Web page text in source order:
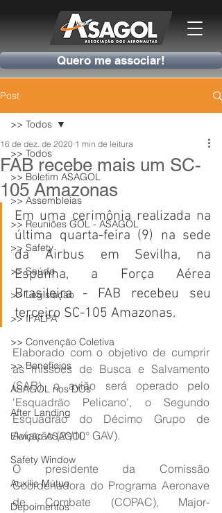
Quero me associar!
Post
>> Todos
>> Boletim ASAGOL
>> Assembleias
>> Reuniões GOL - ASAGOL
>> Safety
>> Saúde
>> Legislação
>> IFALPA
>> Convenção Coletiva
>> Benefícios
ASAGOL nos DOs
After Landing
Eleição ASAGOL
Safety Window
Auxílio Mútuo
Depoimentos
>> Todos
FAB recebe mais um SC-
105 Amazonas
16 de dez. de 2020 1 min de leitura
Em uma cerimônia realizada na
última quarta-feira (9) na sede
da Airbus em Sevilha, na
Espanha, a Força Aérea
Brasileira - FAB recebeu seu
terceiro SC-105 Amazonas.
Elaborado com o objetivo de cumprir
as missões de Busca e Salvamento
(SAR), o avião será operado pelo
'Esquadrão Pelicano', o Segundo
Esquadrão do Décimo Grupo de
Aviação (2°/10° GAV).
O presidente da Comissão
Coordenadora do Programa Aeronave
de Combate (COPAC), Major-